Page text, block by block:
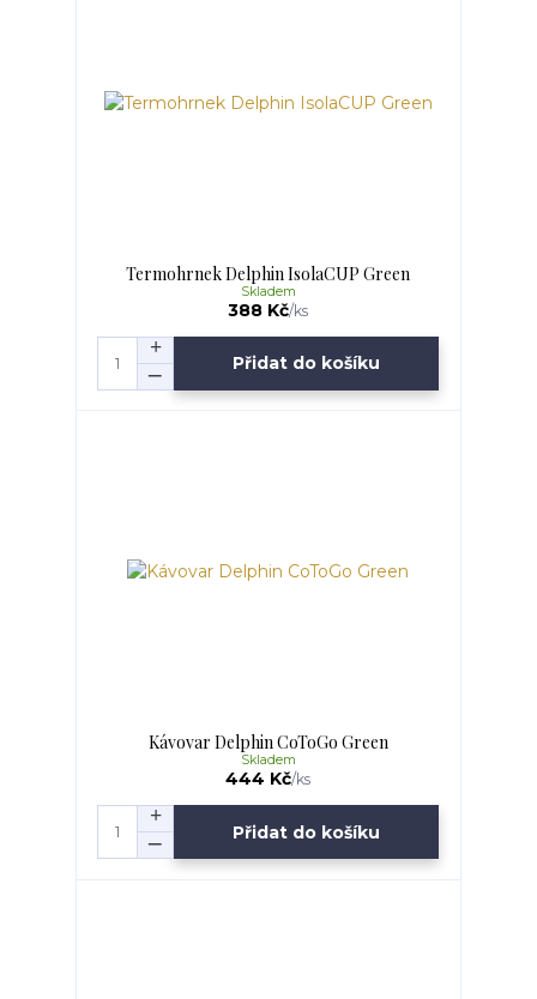
Termohrnek Delphin IsolaCUP Green
388 Kč/ks
Skladem
Přidat do košíku
Kávovar Delphin CoToGo Green
444 Kč/ks
Skladem
Přidat do košíku